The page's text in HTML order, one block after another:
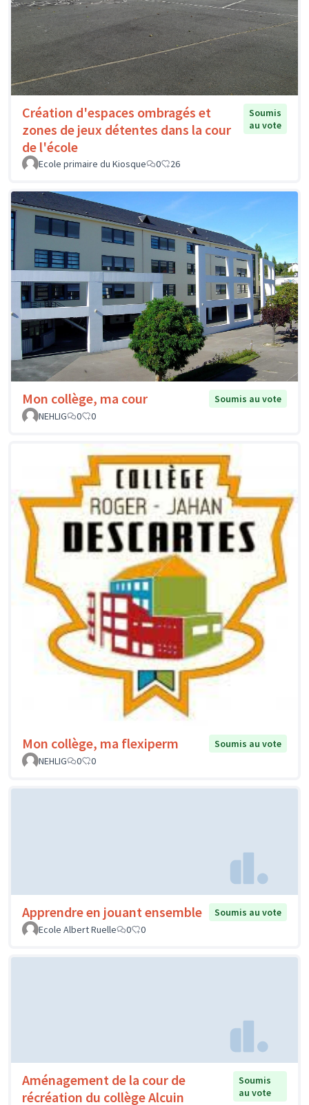
Création d'espaces ombragés et
zones de jeux détentes dans la cour
de l'école
Soumis
au vote
Ecole primaire du Kiosque 0 26
Mon collège, ma cour
Soumis au vote
NEHLIG
0 0
Mon collège, ma flexiperm
Soumis au vote
NEHLIG
0 0
Apprendre en jouant ensemble
Soumis au vote
Ecole Albert Ruelle
0 0
Aménagement de la cour de
récréation du collège Alcuin
Soumis
au vote